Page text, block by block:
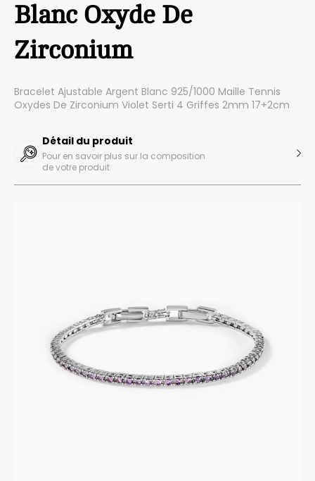
Blanc Oxyde De
Zirconium
Bracelet Ajustable Argent Blanc 925/1000 Maille Tennis
Oxydes De Zirconium Violet Serti 4 Griffes 2mm 17+2cm
Détail du produit
Pour en savoir plus sur la composition
de votre produit